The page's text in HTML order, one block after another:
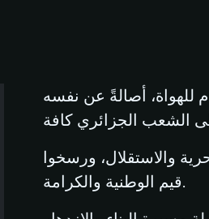
لكرة القدم للهواة، أصالةً عن نفسه
والاستقلال، ورسخوا
قيم الوطنية والكرامة.